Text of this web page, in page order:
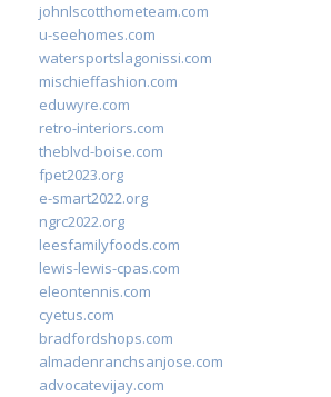
johnlscotthometeam.com
u-seehomes.com
watersportslagonissi.com
mischieffashion.com
eduwyre.com
retro-interiors.com
theblvd-boise.com
fpet2023.org
e-smart2022.org
ngrc2022.org
leesfamilyfoods.com
lewis-lewis-cpas.com
eleontennis.com
cyetus.com
bradfordshops.com
almadenranchsanjose.com
advocatevijay.com